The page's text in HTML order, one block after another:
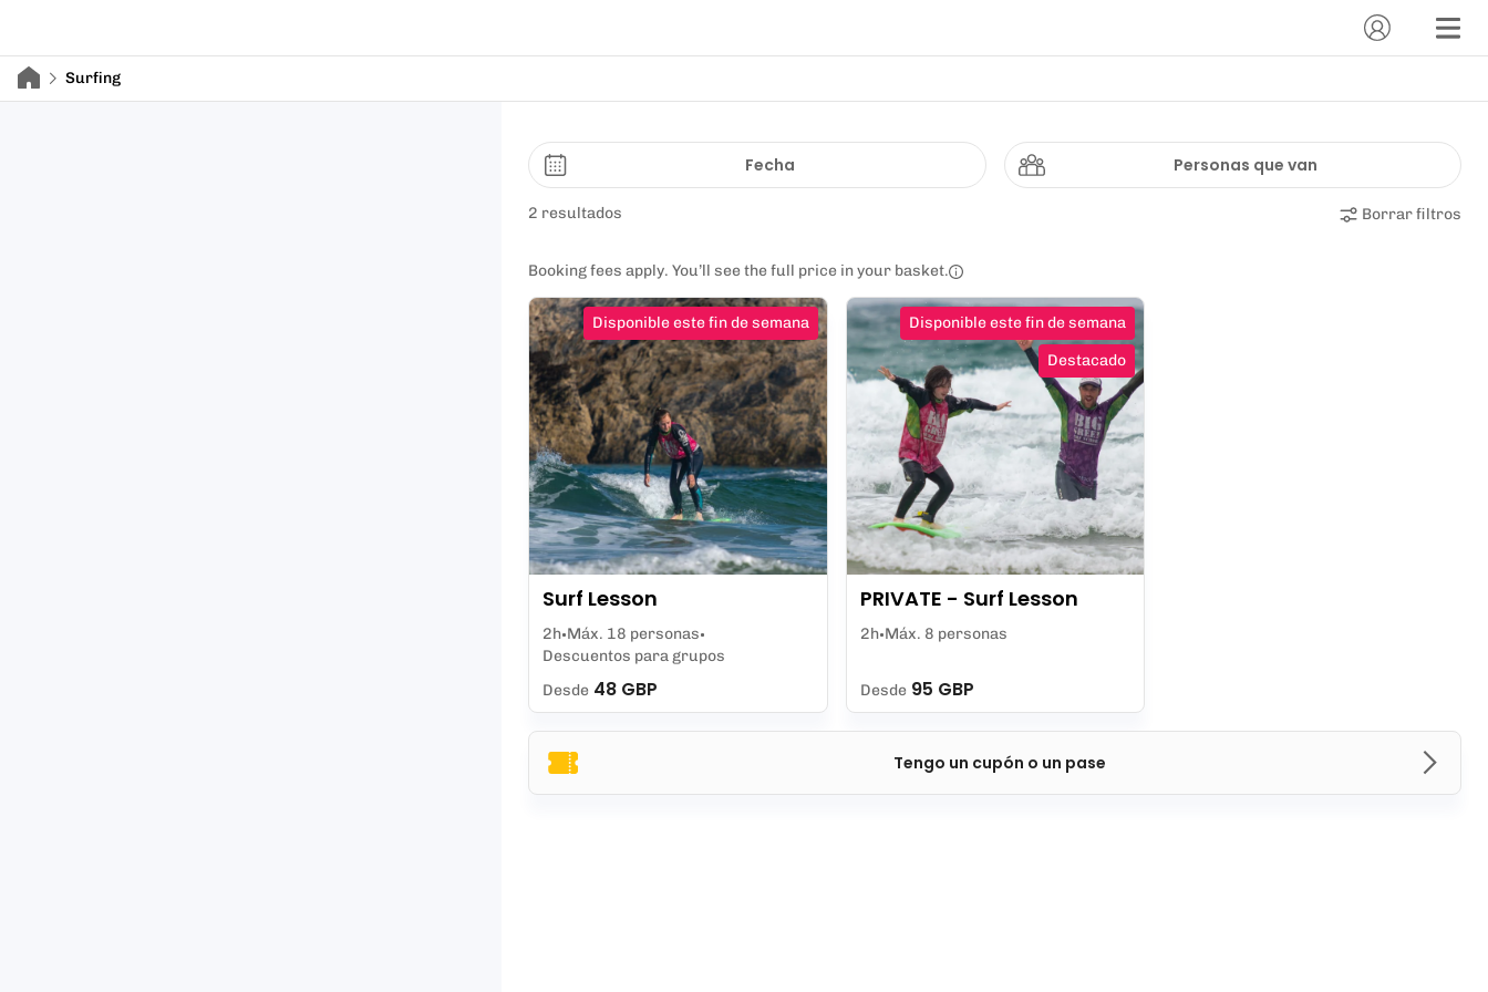
Surfing
Fecha Personas que van
2 resultados Borrar filtros
Booking fees apply. You’ll see the full price in your basket.
Tengo un cupón o un pase
Disponible este fin de semana
Surf Lesson
2h Máx. 18 personas
Descuentos para grupos
Desde 48 GBP
Disponible este fin de semana
Destacado
PRIVATE - Surf Lesson
2h Máx. 8 personas
Desde 95 GBP